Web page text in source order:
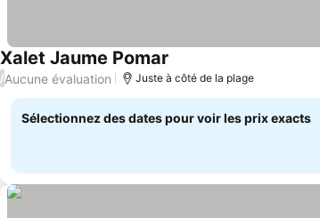
Xalet Jaume Pomar
/Aucune évaluation Juste à côté de la plage
Sélectionnez des dates pour voir les prix exacts